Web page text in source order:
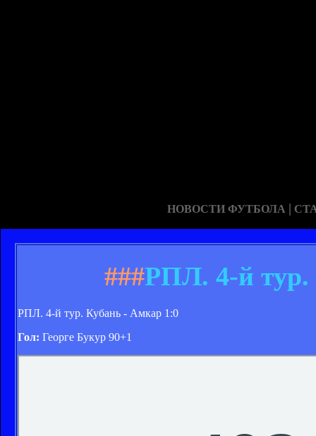
НОВОСТИ ФУТБОЛА |
###РПЛ. 4-й тур.
РПЛ. 4-й тур. Кубань - Амкар 1:0
Гол: Георге Букур 90+1